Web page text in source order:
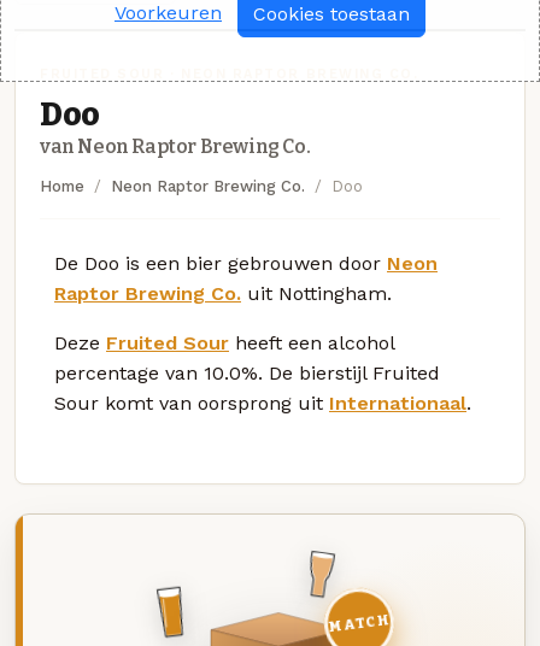
Doo
van Neon Raptor Brewing Co.
Home Neon Raptor Brewing Co. Doo
De Doo is een bier gebrouwen door Neon
Raptor Brewing Co. uit Nottingham.
Deze Fruited Sour heeft een alcohol
percentage van 10.0%. De bierstijl Fruited
Sour komt van oorsprong uit Internationaal.
MATCH
Voorkeuren Cookies toestaan